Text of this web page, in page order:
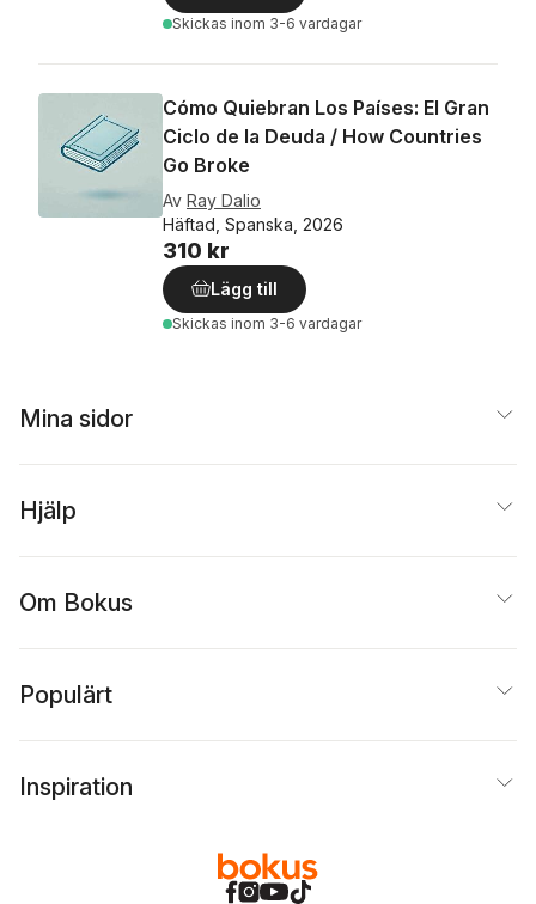
Skickas inom 3-6 vardagar
Cómo Quiebran Los Países: El Gran
Ciclo de la Deuda / How Countries
Go Broke
Av Ray Dalio
Häftad, Spanska, 2026
310 kr
Lägg till
Skickas inom 3-6 vardagar
Mina sidor
Hjälp
Om Bokus
Populärt
Inspiration